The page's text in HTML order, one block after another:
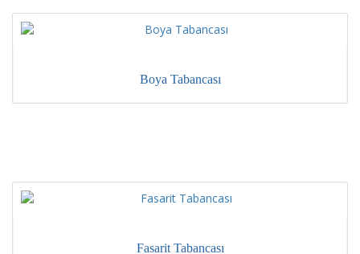
Boya Tabancası
Fasarit Tabancası